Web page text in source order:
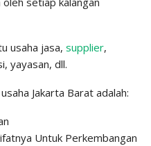
usaha jasa, supplier,
yayasan, dll.
Jakarta Barat adalah:
Untuk Perkembangan